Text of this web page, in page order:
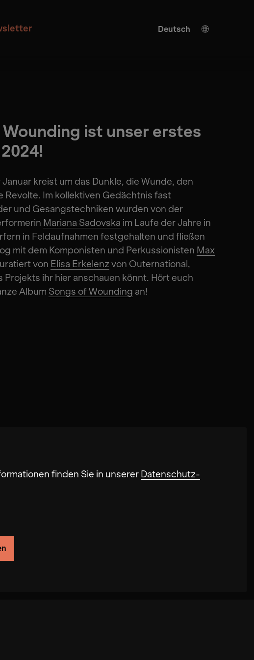
Deutsch
Ukrainian
Chinese
finden Sie in unserer Datenschutz-
ist unser erstes
kreist um das Dunkle, die Wunde, den
Revolte. Im kollektiven Gedächtnis fast
und Gesangstechniken wurden von der
Mariana Sadovska im Laufe der Jahre in
in Feldaufnahmen festgehalten und fließen
mit dem Komponisten und Perkussionisten Max
von Elisa Erkelenz von Outernational,
Projekts ihr hier anschauen könnt. Hört euch
Album Songs of Wounding an!